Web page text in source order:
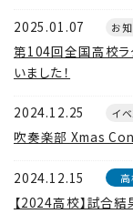
2025.01.07 お
第104回全国高校
いました！
2024.12.25 イ
吹奏楽部 Xmas
2024.12.15
【2024高校】試合結